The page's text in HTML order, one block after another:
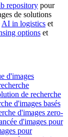
repository pour
de solutions
AI in logistics et
options et
d'images
de recherche
d'images basés
d'images zero-
d'images pour
pour